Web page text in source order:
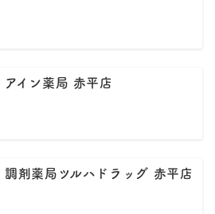
アイン薬局 赤平店
調剤薬局ツルハドラッグ 赤平店